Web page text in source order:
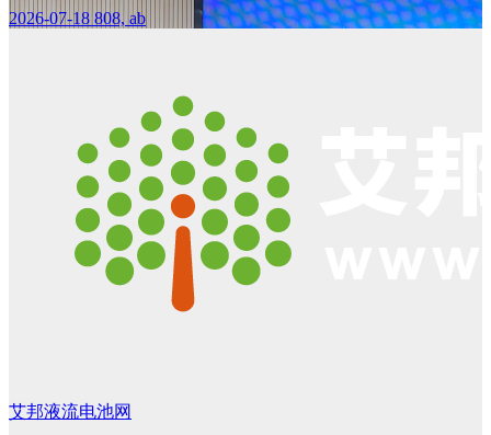
2026-07-18 808, ab
艾邦液流电池网